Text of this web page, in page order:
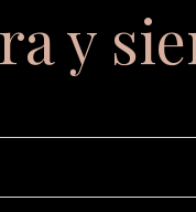
y